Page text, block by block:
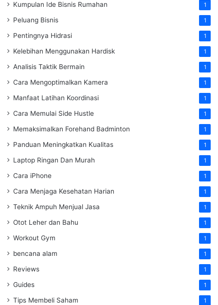
Kumpulan Ide Bisnis Rumahan 1
Peluang Bisnis 1
Pentingnya Hidrasi 1
Kelebihan Menggunakan Hardisk 1
Analisis Taktik Bermain 1
Cara Mengoptimalkan Kamera 1
Manfaat Latihan Koordinasi 1
Cara Memulai Side Hustle 1
Memaksimalkan Forehand Badminton 1
Panduan Meningkatkan Kualitas 1
Laptop Ringan Dan Murah 1
Cara iPhone 1
Cara Menjaga Kesehatan Harian 1
Teknik Ampuh Menjual Jasa 1
Otot Leher dan Bahu 1
Workout Gym 1
bencana alam 1
Reviews 1
Guides 1
Tips Membeli Saham 1